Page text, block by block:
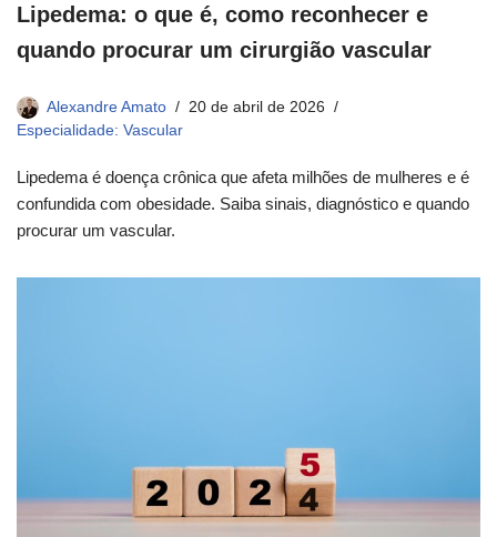
Lipedema: o que é, como reconhecer e
quando procurar um cirurgião vascular
Alexandre Amato
20 de abril de 2026
Especialidade: Vascular
Lipedema é doença crônica que afeta milhões de mulheres e é
confundida com obesidade. Saiba sinais, diagnóstico e quando
procurar um vascular.